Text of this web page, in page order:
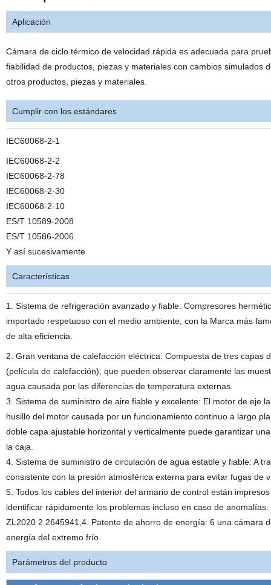
Aplicación
Cámara de ciclo térmico de velocidad rápida es adecuada para
fiabilidad de productos, piezas y materiales con cambios
otros productos, piezas y materiales.
Cumplir con los estándares
IEC60068-2-1
IEC60068-2-2
IEC60068-2-78
IEC60068-2-30
IEC60068-2-10
ES/T 10589-2008
ES/T 10586-2006
Y así sucesivamente
Características
1. Sistema de refrigeración avanzado y fiable: Compresores
importado respetuoso con el medio ambiente, con la Marca más
de alta eficiencia.
2. Gran ventana de calefacción eléctrica: Compuesta de tres
(película de calefacción), que pueden observar claramente las
agua causada por las diferencias de temperatura externas.
3. Sistema de suministro de aire fiable y excelente: El motor de eje
husillo del motor causada por un funcionamiento continuo a largo
doble capa ajustable horizontal y verticalmente puede garantizar
la caja.
4. Sistema de suministro de circulación de agua estable y fiable: A
consistente con la presión atmosférica externa para evitar fugas de
5. Todos los cables del interior del armario de control están
identificar rápidamente los problemas incluso en caso de anomalías.
ZL2020 2 2645941,4. Patente de ahorro de energía: 6 una cámara
energía del extremo frío.
Parámetros del producto